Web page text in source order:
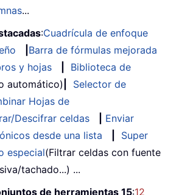
...
:Cuadrícula de enfoque
Barra de fórmulas mejorada
y hojas
Biblioteca de
automático)
Selector de
Hojas de
Descifrar celdas
Enviar
desde una lista
Super
especial(Filtrar celdas con fuente
tachado...) ...
de herramientas 15:12